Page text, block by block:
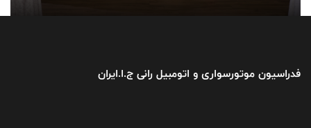
فدراسیون موتورسواری و اتومبیل رانی ج.ا.ایران